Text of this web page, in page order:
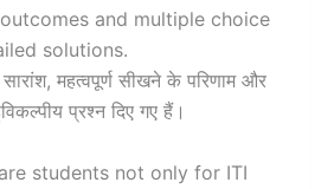
and multiple choice
solutions.
सारांश, महत्वपूर्ण सीखने के परिणाम और
प्रश्न दिए गए हैं।
students not only for ITI